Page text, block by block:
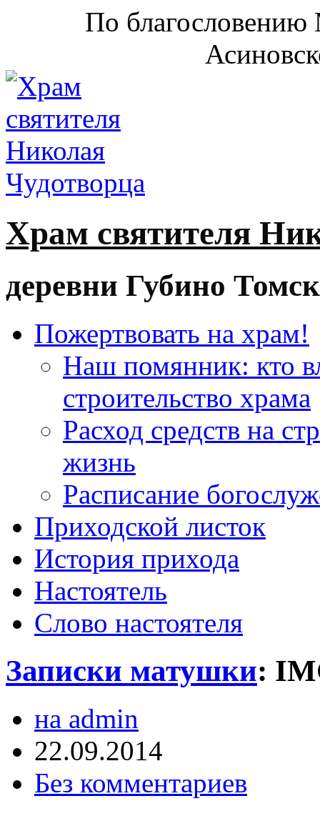
По благословению
Храм святителя
деревни Губино
Пожертвовать на храм!
Наш помянник: кто
строительство храма
Расход средств на
жизнь
Расписание
Приходской листок
История прихода
Настоятель
Слово настоятеля
Записки матушки:
на admin
22.09.2014
Без комментариев